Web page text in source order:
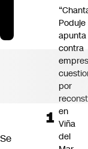
Se
Poduje
apunta
contra
por
en
Viña
del